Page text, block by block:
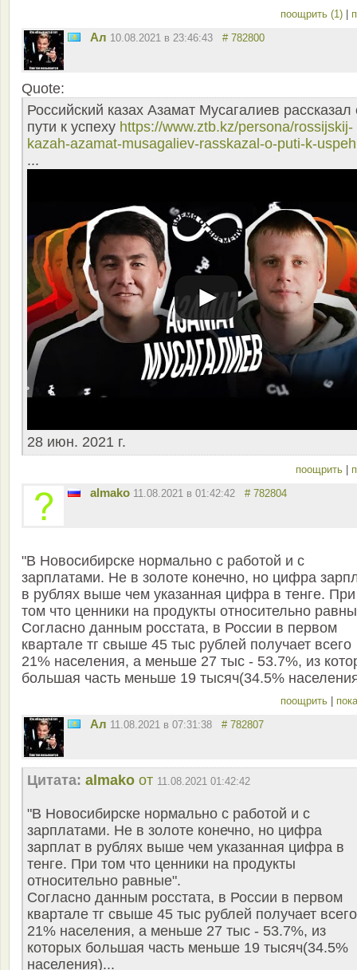
поощрить (1) |
Ал 10.08.2021 в 23:46:43 # 782800
Quote:
Российский казах Азамат Мусагалиев рассказал
пути к успеху https://www.ztb.kz/persona/rossijskij-
kazah-azamat-musagaliev-rasskazal-o-puti-k-
...
28 июн. 2021 г.
поощрить
almako 11.08.2021 в 01:42:42 # 782804
"В Новосибирске нормально с работой и с
зарплатами. Не в золоте конечно, но цифра
в рублях выше чем указанная цифра в тенге. При
том что ценники на продукты относительно
Согласно данным росстата, в России в первом
квартале тг свыше 45 тыс рублей получает всего
21% населения, а меньше 27 тыс - 53.7%, из
большая часть меньше 19 тысяч(34.5%
поощрить
Ал 11.08.2021 в 07:31:38 # 782807
Цитата: almako от 11.08.2021 01:42:42
"В Новосибирске нормально с работой и с
зарплатами. Не в золоте конечно, но цифра
зарплат в рублях выше чем указанная цифра в
тенге. При том что ценники на продукты
относительно равные".
Согласно данным росстата, в России в первом
квартале тг свыше 45 тыс рублей получает всего
21% населения, а меньше 27 тыс - 53.7%, из
которых большая часть меньше 19 тысяч(34.5%
населения)...